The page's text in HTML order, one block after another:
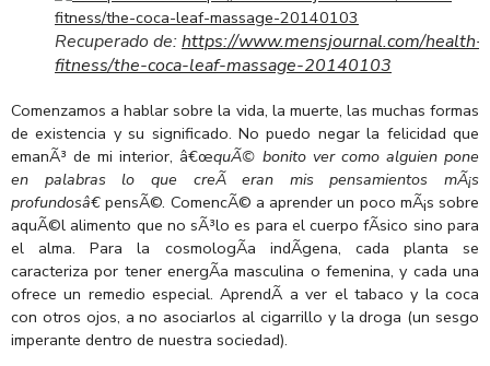
Recuperado de:https://www.mensjournal.com/health-
fitness/the-coca-leaf-massage-20140103
Comenzamos a hablar sobre la vida, la muerte, las muchas formas
de existencia y su significado. No puedo negar la felicidad que
emanÃ³ de mi interior, â€œquÃ© bonito ver como alguien pone
en palabras lo que creÃ­ eran mis pensamientos mÃ¡s
profundosâ€pensÃ©. ComencÃ© a aprender un poco mÃ¡s sobre
aquÃ©l alimento que no sÃ³lo es para el cuerpo fÃ­sico sino para
el alma. Para la cosmologÃ­a indÃ­gena, cada planta se
caracteriza por tener energÃ­a masculina o femenina, y cada una
ofrece un remedio especial. AprendÃ­ a ver el tabaco y la coca
con otros ojos, a no asociarlos al cigarrillo y la droga (un sesgo
imperante dentro de nuestra sociedad).